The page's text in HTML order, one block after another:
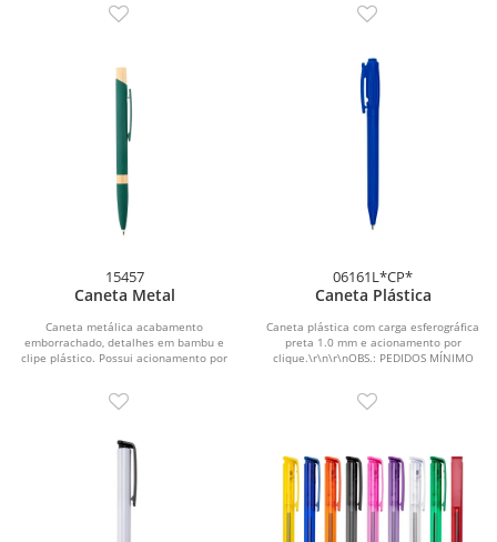
15457
Caneta Metal
Caneta metálica acabamento
emborrachado, detalhes em bambu e
clipe plástico. Possui acionamento por
06161L*CP*
Caneta Plástica
Caneta plástica com carga esferográfica
preta 1.0 mm e acionamento por
clique.\r\n\r\nOBS.: PEDIDOS MÍNIMO